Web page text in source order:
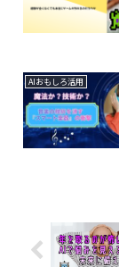
AIおもしろ活用